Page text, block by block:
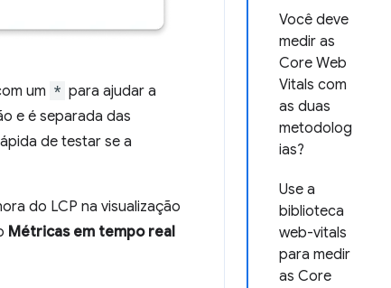
Você deve
medir as
Core Web
Vitals com
as duas
metodolog
ias?
Use a
biblioteca
web-vitals
para medir
as Core
um * para ajudar a
e é separada das
de testar se a
do LCP na visualização
Métricas em tempo real